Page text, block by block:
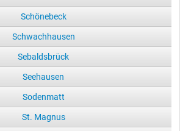
Schönebeck
Schwachhausen
Sebaldsbrück
Seehausen
Sodenmatt
St. Magnus